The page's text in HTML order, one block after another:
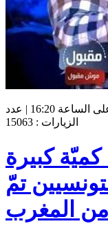
كريمة قندوزي | الخميس، 2 مارس، 2017 على الساعة 16:20 | عدد
الزيارات : 15063
كبيرة
تمّ
المغرب